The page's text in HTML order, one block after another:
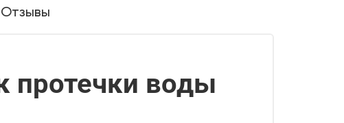
Отзывы
протечки воды